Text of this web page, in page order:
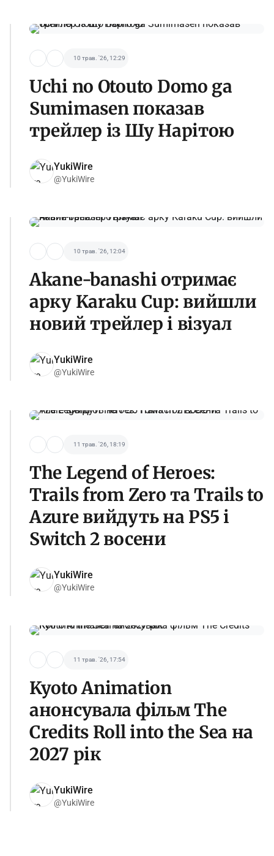
10 трав. '26, 12:29
Uchi no Otouto Domo ga
Sumimasen показав
трейлер із Шу Нарітою
YukiWire
@YukiWire
10 трав. '26, 12:04
Akane-banashi отримає
арку Karaku Cup: вийшли
новий трейлер і візуал
YukiWire
@YukiWire
11 трав. '26, 18:19
The Legend of Heroes:
Trails from Zero та Trails to
Azure вийдуть на PS5 і
Switch 2 восени
YukiWire
@YukiWire
11 трав. '26, 17:54
Kyoto Animation
анонсувала фільм The
Credits Roll into the Sea на
2027 рік
YukiWire
@YukiWire